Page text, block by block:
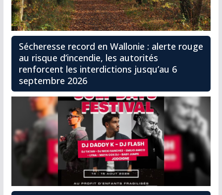
Sécheresse record en Wallonie : alerte rouge
au risque d’incendie, les autorités
renforcent les interdictions jusqu’au 6
septembre 2026